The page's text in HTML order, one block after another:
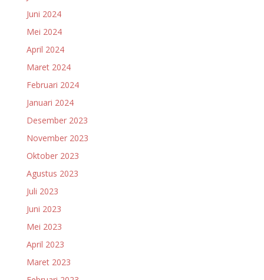
Juni 2024
Mei 2024
April 2024
Maret 2024
Februari 2024
Januari 2024
Desember 2023
November 2023
Oktober 2023
Agustus 2023
Juli 2023
Juni 2023
Mei 2023
April 2023
Maret 2023